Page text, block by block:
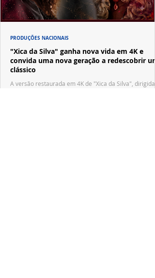
"Xica da Silva" ganha nova vida em 4K e
convida uma nova geração a redescobrir um
clássico
A versão restaurada em 4K de "Xica da Silva", dirigida
PRODUÇÕES NACIONAIS